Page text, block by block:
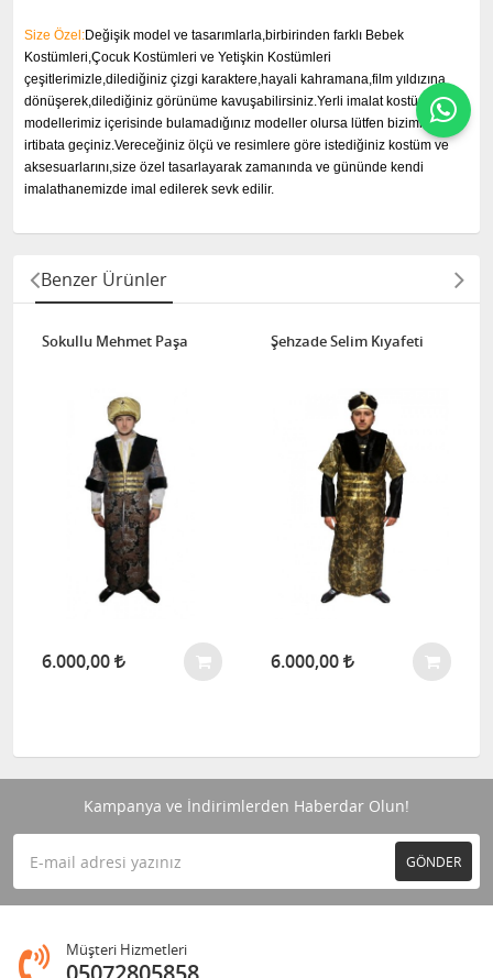
Size Özel:Değişik model ve tasarımlarla,birbirinden farklı Bebek
Kostümleri,Çocuk Kostümleri ve Yetişkin Kostümleri
çeşitlerimizle,dilediğiniz çizgi karaktere,hayali kahramana,film yıldızına
dönüşerek,dilediğiniz görünüme kavuşabilirsiniz.Yerli imalat kostüm
modellerimiz içerisinde bulamadığınız modeller olursa lütfen bizimle
irtibata geçiniz.Vereceğiniz ölçü ve resimlere göre istediğiniz kostüm ve
aksesuarlarını,size özel tasarlayarak zamanında ve gününde kendi
imalathanemizde imal edilerek sevk edilir.
Benzer Ürünler
Sokullu Mehmet Paşa
6.000,00
Şehzade Selim Kıyafeti
6.000,00
Kampanya ve İndirimlerden Haberdar Olun!
GÖNDER
Müşteri Hizmetleri